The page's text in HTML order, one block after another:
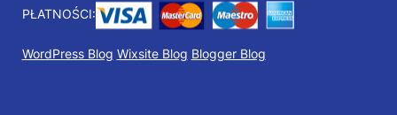
PŁATNOŚCI:
WordPress Blog Wixsite Blog Blogger Blog